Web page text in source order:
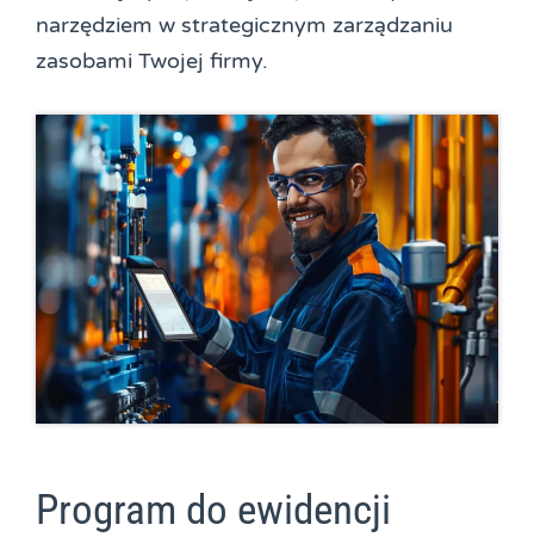
narzędziem w strategicznym zarządzaniu
zasobami Twojej firmy.
Program do ewidencji